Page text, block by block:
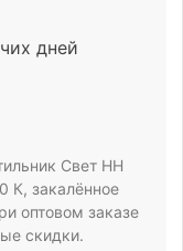
дней
Свет НН
К, закалённое
оптовом заказе
скидки.